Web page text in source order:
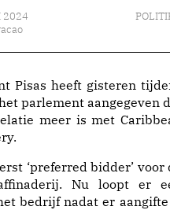
2024
Pisas heeft gisteren
parlement aangegeven
meer is met
‘preferred bidder’ voor
Nu loopt er
bedrijf nadat er